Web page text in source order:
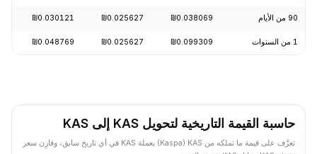
90 من الأيام ₪0.038069
₪0.025627
₪0.030121
1 من السنوات ₪0.099309
₪0.025627
₪0.048769
حاسبة القيمة التاريخية لتحويل KAS إلى KAS
تعرَّف على قيمة ما تملكه من KAS ‏(Kaspa) بعملة KAS في أي تاريخ سابق، وقارِن سعر